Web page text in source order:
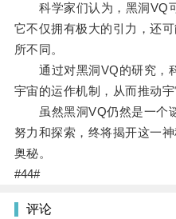
科学家们认为，黑洞VQ可
它不仅拥有极大的引力，还
所不同。
通过对黑洞VQ的研究，
宇宙的运作机制，从而推动宇
虽然黑洞VQ仍然是一个
努力和探索，终将揭开这一
奥秘。
#44#
评论